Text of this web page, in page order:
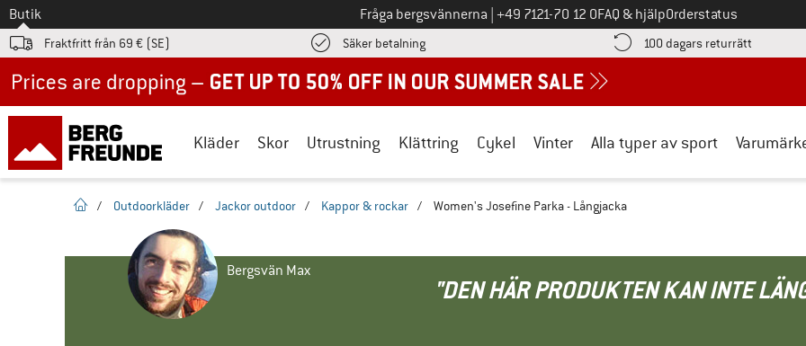
Till
Butik Fråga bergsvännerna Ring oss på
+49 7121-70 12 0FAQ & hjälpOrderstatus
Fraktfritt från 69 € (SE) Säker betalningHitta betalningsinformationen här! Öppnas i en inforuta
100 dagars returrätt Gå till
Kläder Skor Utrustning Klättring Cykel Vinter Alla typer av sport
Hemsida
/ Outdoorkläder / Jackor outdoor / Kappor & rockar / Women's Josefine Parka - Långjacka
Bergsvän Max
"DEN HÄR PRODUKTEN KAN INTE